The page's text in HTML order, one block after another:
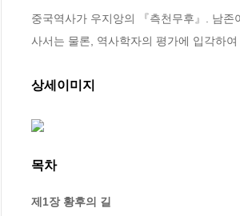
중국역사가 우지앙의 『측천무후』. 남
사서는 물론, 역사학자의 평가에 입각하
상세이미지
목차
제1장 황후의 길